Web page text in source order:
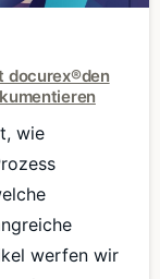
docurex®den
wie
werfen wir